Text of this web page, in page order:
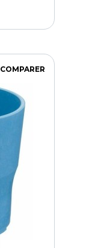
COMPARER